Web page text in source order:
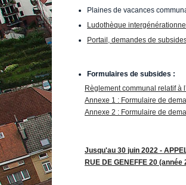
Plaines de vacances
Ludothèque
Portail, demandes de
Formulaires de subsides :
Règlement communal relatif à
Annexe 1 : Formulaire de
Annexe 2 : Formulaire de
Jusqu'au 30 juin 2022 -
RUE DE GENEFFE 20 (année